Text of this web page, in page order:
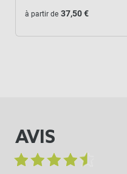
à partir de 37,50 €
AVIS